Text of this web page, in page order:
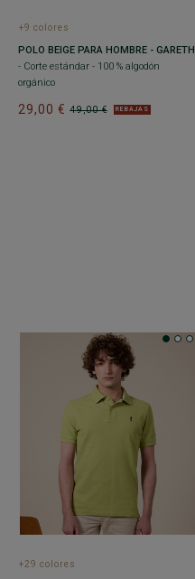
+9 colores
POLO BEIGE PARA HOMBRE - GARETH
- Corte estándar - 100 % algodón
orgánico
49,00 €
29,00 € REBAJAS
+29 colores